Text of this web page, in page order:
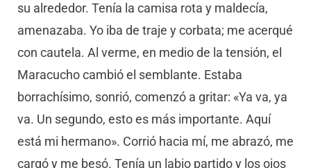
su alrededor. Tenía la camisa rota y maldecía,
amenazaba. Yo iba de traje y corbata; me acerqué
con cautela. Al verme, en medio de la tensión, el
Maracucho cambió el semblante. Estaba
borrachísimo, sonrió, comenzó a gritar: «Ya va, ya
va. Un segundo, esto es más importante. Aquí
está mi hermano». Corrió hacia mí, me abrazó, me
cargó y me besó. Tenía un labio partido y los ojos